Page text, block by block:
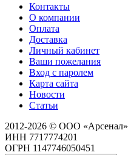
Контакты
О компании
Оплата
Доставка
Личный кабинет
Ваши пожелания
Вход с паролем
Карта сайта
Новости
Статьи
2012-2026 © ООО «Арсенал»
ИНН 7717774201
ОГРН 1147746050451